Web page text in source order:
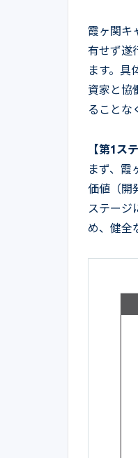
霞ヶ関キ
有せず遂
ます。具
資家と協
ることな
【第1ス
まず、霞
価値（開
ステージ
め、健全